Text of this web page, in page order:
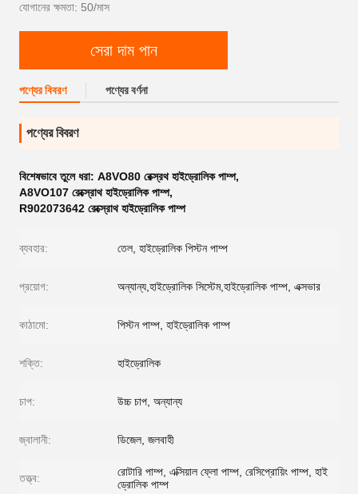
যোগানের ক্ষমতা: 50/মাস
সেরা দাম পান
পণ্যের বিবরণ পণ্যের বর্ণনা
পণ্যের বিবরণ
বিশেষভাবে তুলে ধরা: A8VO80 রেক্স্রথ হাইড্রোলিক পাম্প,
A8VO107 রেক্স্রোথ হাইড্রোলিক পাম্প,
R902073642 রেক্স্রোথ হাইড্রোলিক পাম্প
ব্যবহার: তেল, হাইড্রোলিক পিস্টন পাম্প
প্রয়োগ: অন্যান্য,হাইড্রোলিক সিস্টেম,হাইড্রোলিক পাম্প, এক্সভার
কাঠামো: পিস্টন পাম্প, হাইড্রোলিক পাম্প
শক্তি: হাইড্রোলিক
চাপ: উচ্চ চাপ, অন্যান্য
জ্বালানী: ডিজেল, জলবাহী
তত্ত্ব:
রোটারি পাম্প, এক্সিয়াল ফ্লো পাম্প, রেসিপ্রোয়িং পাম্প, হাই
ড্রোলিক পাম্প